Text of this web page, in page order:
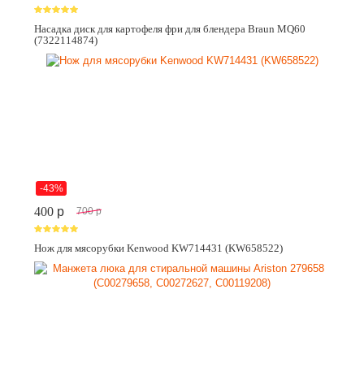
Насадка диск для картофеля фри для блендера Braun MQ60
(7322114874)
-43%
400 p 700 p
Нож для мясорубки Kenwood KW714431 (KW658522)